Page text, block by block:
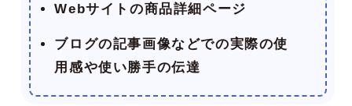
Webサイトの商品詳細ページ
ブログの記事画像などでの実際の使
用感や使い勝手の伝達